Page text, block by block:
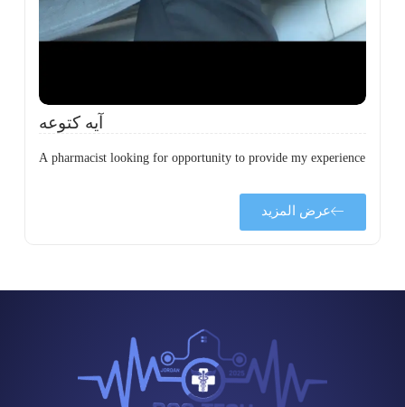
آيه كتوعه
A pharmacist looking for opportunity to provide my experience
عرض المزيد